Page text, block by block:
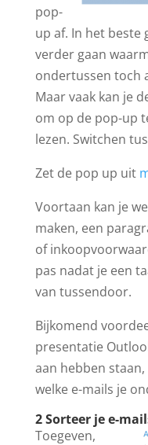
pop-
up af. In het beste
verder gaan
ondertussen toch
Maar vaak kan je
om op de pop-up
lezen. Switchen
Zet de pop up uit
Voortaan kan je
maken, een
of
pas nadat je een
van tussendoor.
Bijkomend
presentatie
aan hebben
welke e-mails je
2 Sorteer je e-
Toegeven,